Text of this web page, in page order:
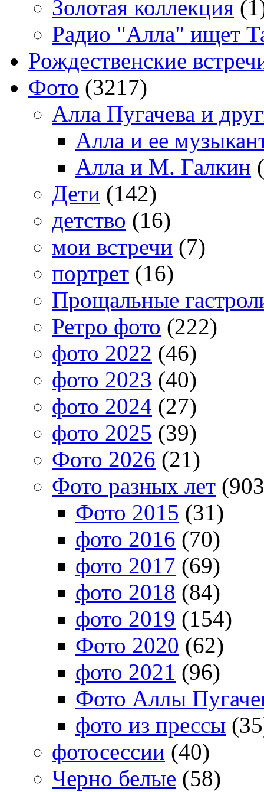
Золотая коллекция
Радио "Алла" ищет
Рождественские
Фото (3217)
Алла Пугачева и
Алла и ее
Алла и М. Галкин
Дети (142)
детство (16)
мои встречи (7)
портрет (16)
Прощальные
Ретро фото (222)
фото 2022 (46)
фото 2023 (40)
фото 2024 (27)
фото 2025 (39)
Фото 2026 (21)
Фото разных лет
Фото 2015 (31)
фото 2016 (70)
фото 2017 (69)
фото 2018 (84)
фото 2019 (154)
Фото 2020 (62)
фото 2021 (96)
Фото Аллы
фото из прессы
фотосессии (40)
Черно белые (58)